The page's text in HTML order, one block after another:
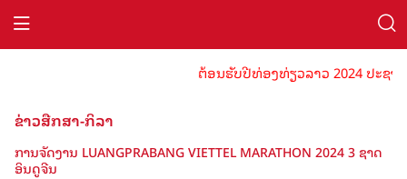
ຕ້ອນຮັບປີທ່ອງທ່ຽວລາວ 2024 ປະຊ
ຂ່າວສືກສາ-ກິລາ
ການຈັດງານ LUANGPRABANG VIETTEL MARATHON 2024 3 ຊາດ
ອິນດູຈີນ